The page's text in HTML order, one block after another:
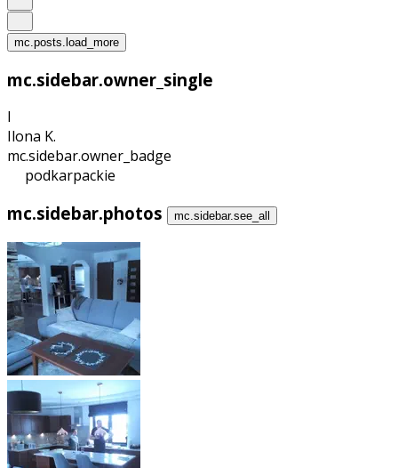
mc.posts.load_more
mc.sidebar.owner_single
I
Ilona K.
mc.sidebar.owner_badge
podkarpackie
mc.sidebar.photos mc.sidebar.see_all